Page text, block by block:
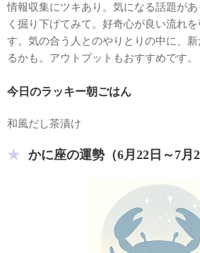
情報収集にツキあり。気になる話題が
く掘り下げてみて。好奇心が良い流れ
す。気の合う人とのやりとりの中に、
るかも。アウトプットもおすすめです。
今日のラッキー朝ごはん
和風だし茶漬け
かに座の運勢（6月22日～7月